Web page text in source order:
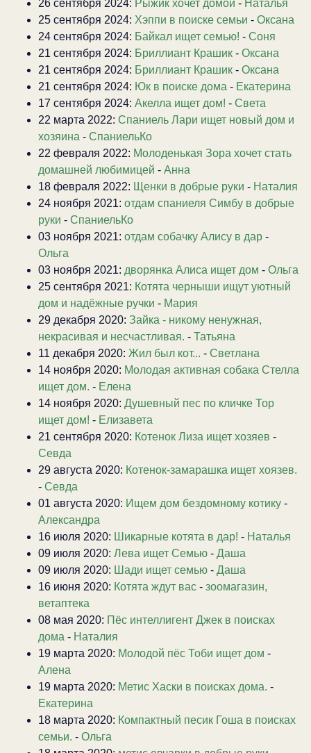
26 сентября 2024: Рыжик хочет домой - Наталья
25 сентября 2024: Хэппи в поиске семьи - Оксана
24 сентября 2024: Байкал ищет семью! - Соня
21 сентября 2024: Бриллиант Крашик - Оксана
21 сентября 2024: Бриллиант Крашик - Оксана
21 сентября 2024: Юк в поиске дома - Екатерина
17 сентября 2024: Акелла ищет дом! - Света
22 марта 2022: Спаниель Лари ищет новый дом и
хозяина - СпаниельКо
22 февраля 2022: Молоденькая Зора хочет стать
домашней любимицей - Анна
18 февраля 2022: Щенки в добрые руки - Наталия
24 ноября 2021: отдам спаниеля Симбу в добрые
руки - СпаниельКо
03 ноября 2021: отдам собачку Алису в дар -
Ольга
03 ноября 2021: дворянка Алиса ищет дом - Ольга
25 сентября 2021: Котята черныши ищут уютный
дом и надёжные ручки - Мария
29 декабря 2020: Зайка - никому ненужная,
некрасивая и несчастливая. - Татьяна
11 декабря 2020: Жил был кот... - Светлана
14 ноября 2020: Молодая активная собака Стелла
ищет дом. - Елена
14 ноября 2020: Душевный пес по кличке Тор
ищет дом! - Елизавета
21 сентября 2020: Котенок Лиза ищет хозяев -
Севда
29 августа 2020: Котенок-замарашка ищет хоязев.
- Севда
01 августа 2020: Ищем дом бездомному котику -
Александра
16 июля 2020: Шикарные котята в дар! - Наталья
09 июля 2020: Лева ищет Семью - Даша
09 июля 2020: Шади ищет семью - Даша
16 июня 2020: Котята ждут вас - зоомагазин,
ветаптека
08 мая 2020: Пёс интеллигент Джек в поисках
дома - Наталия
19 марта 2020: Молодой пёс Тоби ищет дом -
Алена
19 марта 2020: Метис Хаски в поисках дома. -
Екатерина
18 марта 2020: Компактный песик Гоша в поисках
семьи. - Ольга